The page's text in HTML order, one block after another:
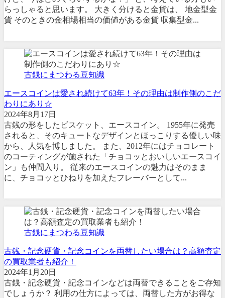
らっしゃると思います。 大きく分けると金貨は、 地金型金
貨 そのときの金相場相当の価値がある金貨 収集型金...
古銭にまつわる豆知識
エースコインは愛され続けて63年！その理由は制作側のこだ
わりにあり☆
2024年8月17日
古銭の形をしたビスケット、エースコイン。 1955年に発売
されると、そのキュートなデザインとほっこりする優しい味
から、人気を博しました。 また、2012年にはチョコレート
のコーティングが施された「チョコッとおいしいエースコイ
ン」も仲間入り。 従来のエースコインの魅力はそのまま
に、チョコッとひねりを加えたフレーバーとして...
古銭にまつわる豆知識
古銭・記念硬貨・記念コインを両替したい場合は？高額査定
の買取業者も紹介！
2024年1月20日
古銭・記念硬貨・記念コインなどは両替できることをご存知
でしょうか？ 利用の仕方によっては、両替した方がお得な